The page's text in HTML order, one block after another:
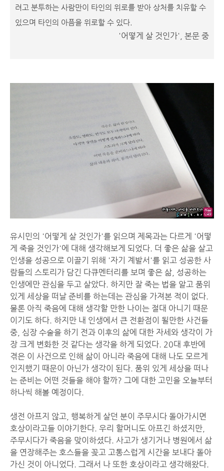
려고 분투하는 사람만이 타인의 위로를 받아 상처를 치유할 수
있으며 타인의 아픔을 위로할 수 있다.
'어떻게 살 것인가', 본문 중
유시민의 '어떻게 살 것인가'를 읽으며 제목과는 다르게 '어떻
게 죽을 것인가'에 대해 생각해보게 되었다. 더 좋은 삶을 살고
인생을 성공으로 이끌기 위해 '자기 계발서'를 읽고 성공한 사
람들의 스토리가 담긴 다큐멘터리를 보며 좋은 삶, 성공하는
인생에만 관심을 두고 살았다. 하지만 잘 죽는 법을 알고 품위
있게 세상을 떠날 준비를 하는데는 관심을 가져본 적이 없다.
물론 아직 죽음에 대해 생각할 만한 나이는 절대 아니기 때문
이기도 하다. 하지만 내 인생에서 큰 전환점이 될만한 사건들
중, 심장 수술을 하기 전과 이후의 삶에 대한 자세와 생각이 가
장 크게 변화한 것 같다는 생각을 하게 되었다. 20대 후반에
겪은 이 사건으로 인해 삶이 아니라 죽음에 대해 나도 모르게
인지했기 때문이 아닌가 생각이 된다. 품위 있게 세상을 떠나
는 준비는 어떤 것들을 해야 할까? 그에 대한 고민을 오늘부터
하나씩 해볼 예정이다.
생전 아프지 않고, 행복하게 살던 분이 주무시다 돌아가시면
호상이라고들 이야기한다. 우리 할머니도 아프긴 하셨지만,
주무시다가 죽음을 맞이하셨다. 사고가 생기거나 병원에서 삶
을 연장해주는 호스들을 꽂고 고통스럽게 시간을 보내다 돌아
가신 것이 아니었다. 그래서 나 또한 호상이라고 생각해왔다.